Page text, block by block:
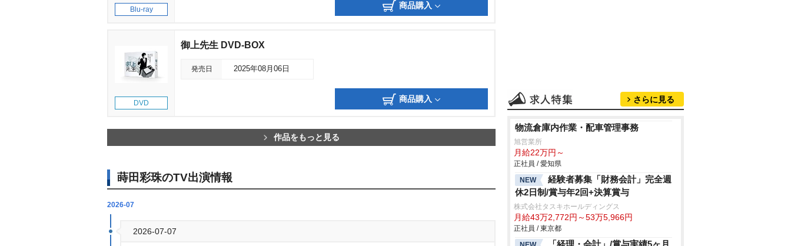
Blu-ray 商品購入
DVD
御上先生 DVD-BOX
発売日 2025年08月06日
商品購入
作品をもっと見る
蒔田彩珠のTV出演情報
2026-07
2026-07-07
さらに見る
物流倉庫内作業・配車管理事務
旭営業所
月給22万円～
正社員 / 愛知県
NEW
経験者募集「財務会計」完全週
休2日制/賞与年2回+決算賞与
株式会社タスキホールディングス
月給43万2,772円～53万5,966円
正社員 / 東京都
「経理・会計」/賞与実績5ヶ月